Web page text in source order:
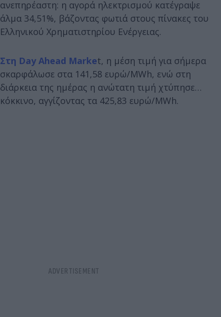
ανεπηρέαστη: η αγορά ηλεκτρισμού κατέγραψε
άλμα 34,51%, βάζοντας φωτιά στους πίνακες του
Ελληνικού Χρηματιστηρίου Ενέργειας.
Στη Day Ahead Market, η μέση τιμή για σήμερα
σκαρφάλωσε στα 141,58 ευρώ/MWh, ενώ στη
διάρκεια της ημέρας η ανώτατη τιμή χτύπησε…
κόκκινο, αγγίζοντας τα 425,83 ευρώ/MWh.